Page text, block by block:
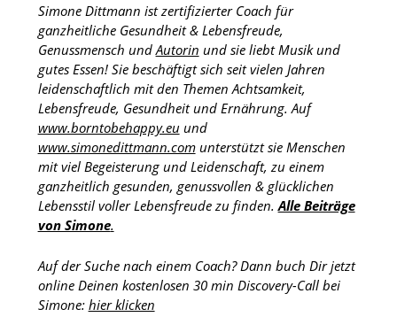
Simone Dittmann ist zertifizierter Coach für
ganzheitliche Gesundheit & Lebensfreude,
Genussmensch undAutorin und sie liebt Musik und
gutes Essen! Sie beschäftigt sich seit vielen Jahren
leidenschaftlich mit den Themen Achtsamkeit,
Lebensfreude, Gesundheit und Ernährung. Auf
www.borntobehappy.eu und
www.simonedittmann.comunterstützt sie Menschen
mit viel Begeisterung und Leidenschaft, zu einem
ganzheitlich gesunden, genussvollen & glücklichen
Lebensstil voller Lebensfreude zu finden.Alle Beiträge
von Simone.
Auf der Suche nach einem Coach? Dann buch Dir jetzt
online Deinen kostenlosen 30 min Discovery-Call bei
Simone: hier klicken